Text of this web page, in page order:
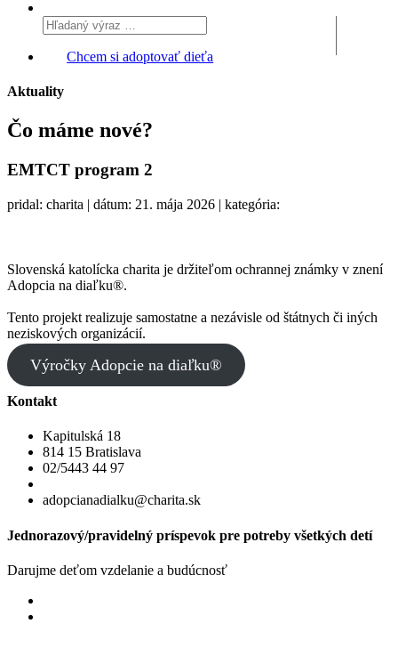
Chcem si adoptovať dieťa
Aktuality
Čo máme nové?
EMTCT program 2
pridal: charita | dátum: 21. mája 2026 | kategória:
Slovenská katolícka charita je držiteľom ochrannej známky v znení
Adopcia na diaľku®.
Tento projekt realizuje samostatne a nezávisle od štátnych či iných
neziskových organizácií.
Výročky Adopcie na diaľku®
Kontakt
Kapitulská 18
814 15 Bratislava
02/5443 44 97
adopcianadialku@charita.sk
Jednorazový/pravidelný príspevok pre potreby všetkých detí
Darujme deťom vzdelanie a budúcnosť